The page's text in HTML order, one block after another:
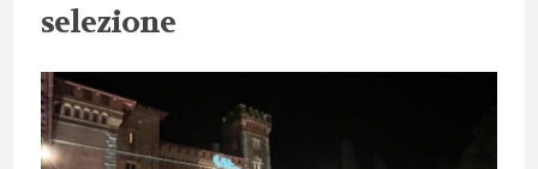
selezione